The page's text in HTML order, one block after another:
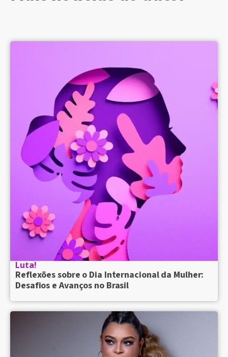
Luta!
Reflexões sobre o Dia Internacional da Mulher:
Desafios e Avanços no Brasil